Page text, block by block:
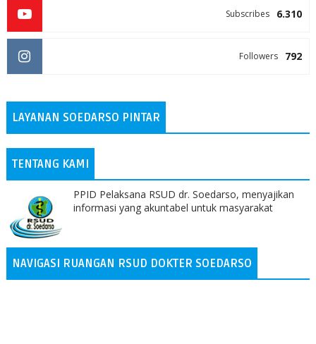
6.310
Subscribes
792
Followers
LAYANAN SOEDARSO PINTAR
TENTANG KAMI
PPID Pelaksana RSUD dr. Soedarso, menyajikan
informasi yang akuntabel untuk masyarakat
NAVIGASI RUANGAN RSUD DOKTER SOEDARSO